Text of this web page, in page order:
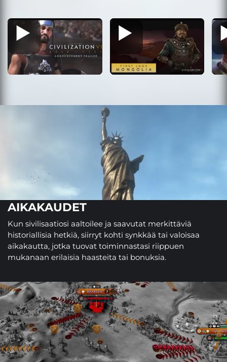
AIKAKAUDET
Kun sivilisaatiosi aaltoilee ja saavutat merkittäviä
historiallisia hetkiä, siirryt kohti synkkää tai valoisaa
aikakautta, jotka tuovat toiminnastasi riippuen
mukanaan erilaisia haasteita tai bonuksia.